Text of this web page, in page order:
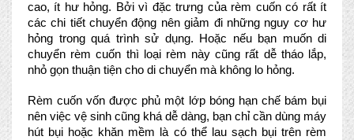
cao, ít hư hỏng. Bởi vì đặc trưng của rèm cuốn có rất ít
các chi tiết chuyển động nên giảm đi những nguy cơ hư
hỏng trong quá trình sử dụng. Hoặc nếu bạn muốn di
chuyển rèm cuốn thì loại rèm này cũng rất dễ tháo lắp,
nhỏ gọn thuận tiện cho di chuyển mà không lo hỏng.
Rèm cuốn vốn được phủ một lớp bóng hạn chế bám bụi
nên việc vệ sinh cũng khá dễ dàng, bạn chỉ cần dùng máy
hút bụi hoặc khăn mềm là có thể lau sạch bụi trên rèm